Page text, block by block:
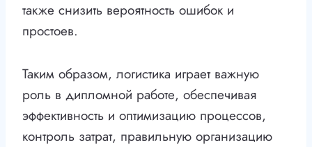
также снизить вероятность ошибок и
простоев.
Таким образом, логистика играет важную
роль в дипломной работе, обеспечивая
эффективность и оптимизацию процессов,
контроль затрат, правильную организацию